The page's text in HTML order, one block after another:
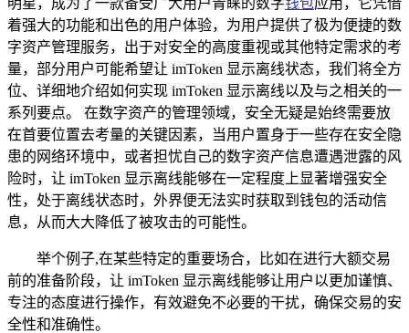
着强大的功能和出色的用户体验，为用户提供了极为便捷的数
字资产管理服务，出于对安全的高度重视或其他特定需求的考
量，部分用户可能希望让 imToken 显示离线状态，我们将全方
位、详细地介绍如何实现 imToken 显示离线以及与之相关的一
系列要点。 在数字资产的管理领域，安全无疑是始终需要放
在首要位置去考量的关键因素，当用户置身于一些存在安全隐
患的网络环境中，或者担忧自己的数字资产信息遭遇泄露的风
险时，让 imToken 显示离线能够在一定程度上显著增强安全
性，处于离线状态时，外界便无法实时获取到钱包的活动信
息，从而大大降低了被攻击的可能性。
举个例子,在某些特定的重要场合，比如在进行大额交易
前的准备阶段，让 imToken 显示离线能够让用户以更加谨慎、
专注的态度进行操作，有效避免不必要的干扰，确保交易的安
全性和准确性。